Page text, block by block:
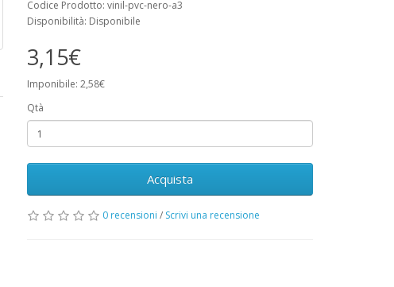
Codice Prodotto: vinil-pvc-nero-a3
Disponibilità: Disponibile
3,15€
Imponibile: 2,58€
Qtà
Acquista
0 recensioni / Scrivi una recensione